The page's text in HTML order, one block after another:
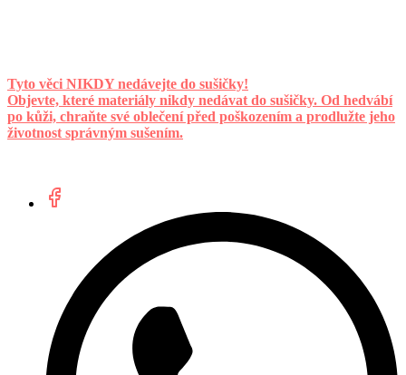
Tyto věci NIKDY nedávejte do sušičky!
Objevte, které materiály nikdy nedávat do sušičky. Od hedvábí
po kůži, chraňte své oblečení před poškozením a prodlužte jeho
životnost správným sušením.